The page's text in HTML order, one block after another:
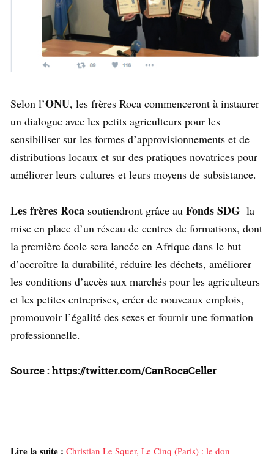
Selon l’ONU, les frères Roca commenceront à instaurer
un dialogue avec les petits agriculteurs pour les
sensibiliser sur les formes d’approvisionnements et de
distributions locaux et sur des pratiques novatrices pour
améliorer leurs cultures et leurs moyens de subsistance.
Les frères Roca soutiendront grâce au Fonds SDG la
mise en place d’un réseau de centres de formations, dont
la première école sera lancée en Afrique dans le but
d’accroître la durabilité, réduire les déchets, améliorer
les conditions d’accès aux marchés pour les agriculteurs
et les petites entreprises, créer de nouveaux emplois,
promouvoir l’égalité des sexes et fournir une formation
professionnelle.
Source : https://twitter.com/CanRocaCeller
Lire la suite : Christian Le Squer, Le Cinq (Paris) : le don